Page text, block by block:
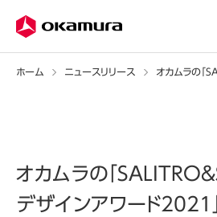
ホーム ニュースリリース
オカムラの「SALITRO
デザインアワード2021